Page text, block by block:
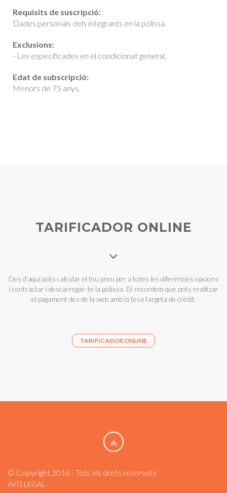
Requisits de suscripció:
Dades personals dels integrants en la pòlissa.
Exclusions:
- Les especificades en el condicionat general.
Edat de subscripció:
Menors de 75 anys.
TARIFICADOR ONLINE
Des d'aquí pots calcular el teu preu per a totes les diferències opcions
i contractar i descarregar-te la pòlissa. Et recordem que pots realitzar
el pagament des de la web amb la teva targeta de crèdit.
TARIFICADOR ONLINE
© Copyright 2016 - Tots els drets reservats
AVÍS LEGAL